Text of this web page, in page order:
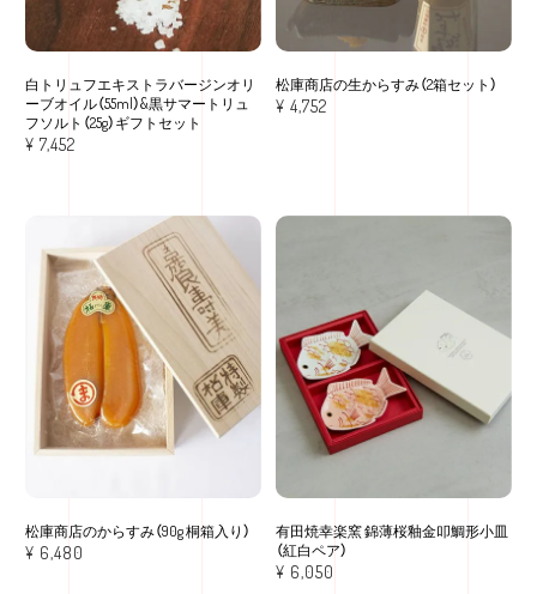
白トリュフエキストラバージンオリ
ーブオイル（55ml）&黒サマートリュ
フソルト（25g）ギフトセット
¥ 7,452
松庫商店の生からすみ（2箱セット）
¥ 4,752
松庫商店のからすみ（90g 桐箱入り）
¥ 6,480
有田焼幸楽窯 錦薄桜釉金叩鯛形小皿
（紅白ペア）
¥ 6,050